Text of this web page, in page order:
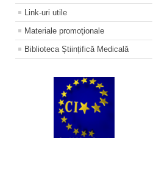
Link-uri utile
Materiale promoţionale
Biblioteca Științifică Medicală